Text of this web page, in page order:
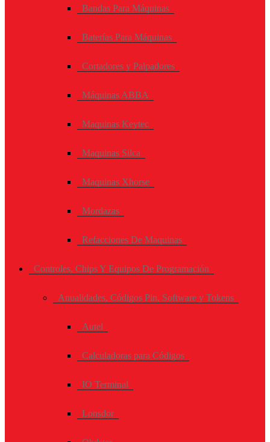
Bandas Para Máquinas
Baterías Para Máquinas
Cortadores y Palpadores
Máquinas ABBA
Maquinas Keytec
Maquinas Silca
Maquinas Xhorse
Mordazas
Refacciones De Maquinas
Controles, Chips Y Equipos De Programación
Anualidades, Códigos Pin, Software y Tokens
Autel
Calculadoras para Códigos
IO Terminal
Lonsdor